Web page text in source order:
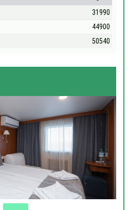
31990
44900
50540